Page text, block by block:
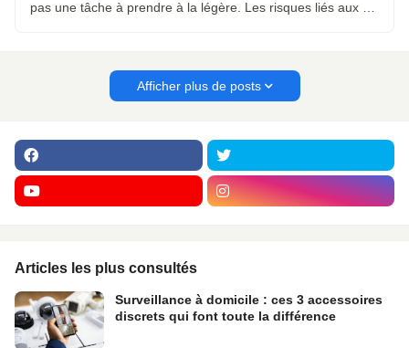
pas une tâche à prendre à la légère. Les risques liés aux …
Afficher plus de posts
Articles les plus consultés
Surveillance à domicile : ces 3 accessoires
discrets qui font toute la différence